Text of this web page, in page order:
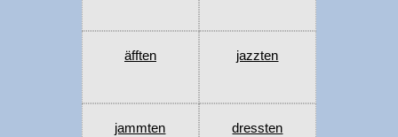
äfften jazzten
jammten dressten